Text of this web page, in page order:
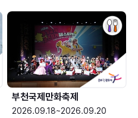
부천국제만화축제
2026.09.18~2026.09.20